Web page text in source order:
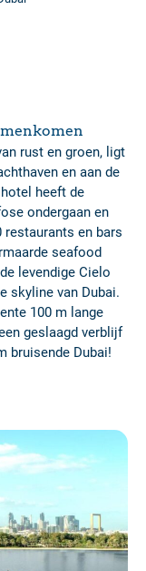
rust en groen, ligt
en aan de
heeft de
ondergaan en
restaurants en bars
seafood
levendige Cielo
skyline van Dubai.
100 m lange
geslaagd verblijf
bruisende Dubai!